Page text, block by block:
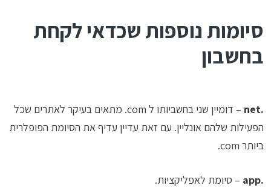
סיומות נוספות שכדאי לקחת
בחשבון
.net
– דומיין שני בחשביותו ל com. מתאים בעיקר לאתרים שכל
הפעילות שלהם אונליין. עם זאת עדיין עדיף את הסיומת הפופלרית
ביותר com.
.app – סיומת לאפליקציות.